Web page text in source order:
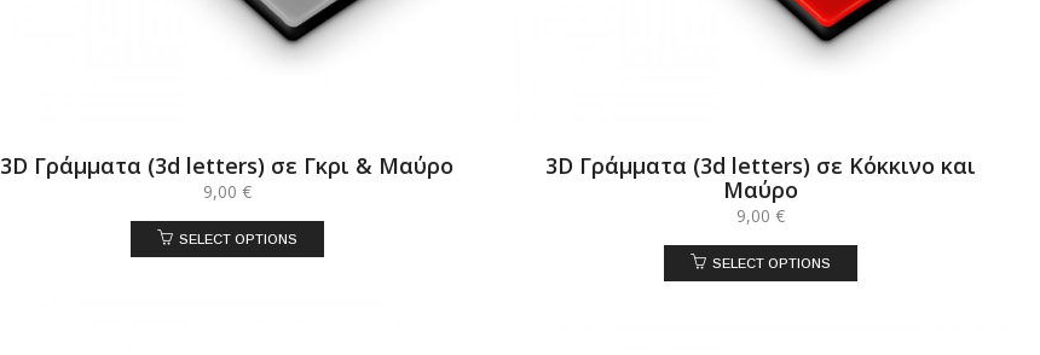
3D Γράμματα (3d letters) σε Γκρι & Μαύρο
9,00 €
SELECT OPTIONS
3D Γράμματα (3d letters) σε Κόκκινο και
Μαύρο
9,00€
SELECT OPTIONS